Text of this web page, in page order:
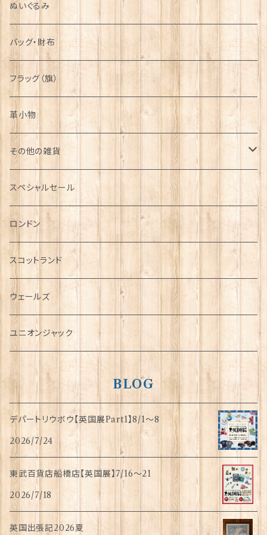
ぬいぐるみ
バッグ・財布
フラッグ（旗）
革小物
その他の雑貨
ミニカー
チャーム
犬グッズ
傘
指貫(シンブル)
スペシャルセール
ロンドン
スコットランド
ウェールズ
ユニオンジャック
BLOG
デパートリウボウ【英国展Part1】8/1〜8
2026/7/24
東武百貨店船橋店【英国展】7/16～21
2026/7/18
英国出張記2026夏